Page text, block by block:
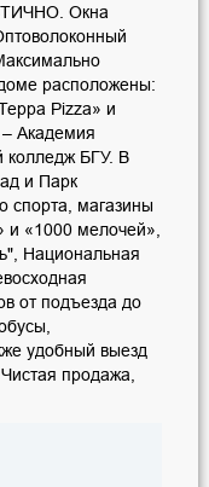
Окна
расположены:
Pizza» и
Академия
колледж БГУ. В
и Парк
спорта, магазины
и «1000 мелочей»,
Национальная
от подъезда до
удобный выезд
продажа,